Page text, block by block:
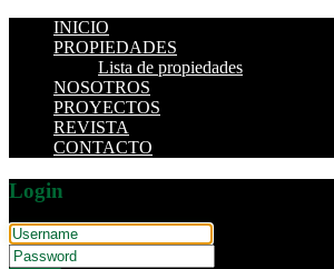
INICIO
PROPIEDADES
Lista de propiedades
NOSOTROS
PROYECTOS
REVISTA
CONTACTO
Login